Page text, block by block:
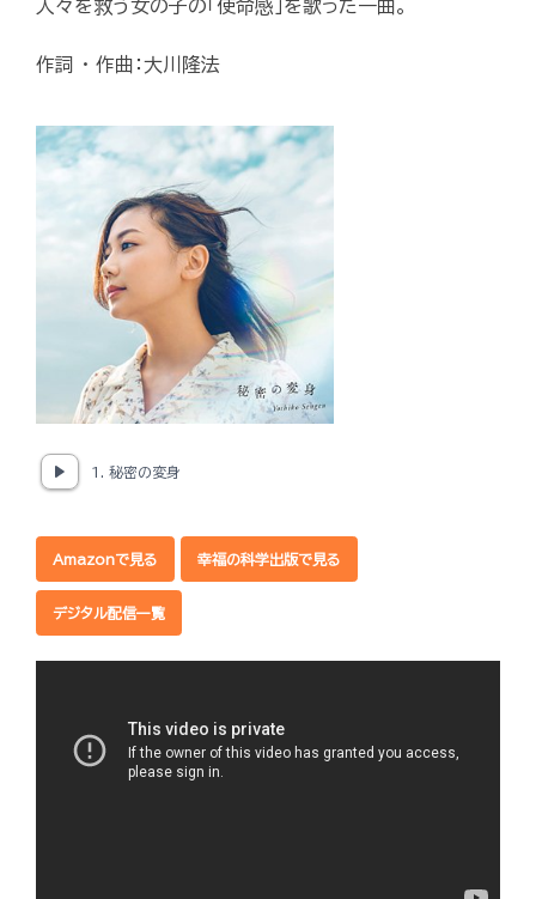
1. 秘密の変身
人々を救う女の子の「使命感」を歌った一曲。
作詞 ・ 作曲：大川隆法
Amazonで見る 幸福の科学出版で見る
デジタル配信一覧